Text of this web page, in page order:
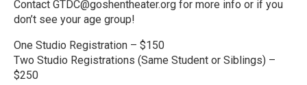
Contact GTDC@goshentheater.org for more info or if you
don’t see your age group!
One Studio Registration – $150
Two Studio Registrations (Same Student or Siblings) –
$250